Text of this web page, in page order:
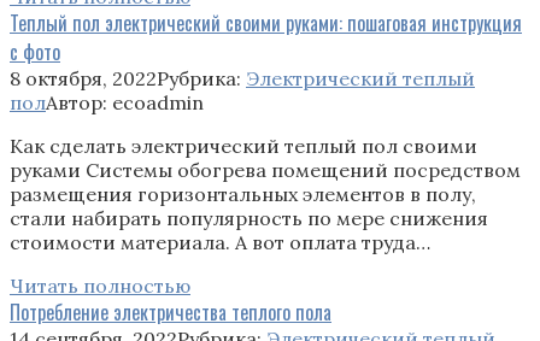
Теплый пол электрический своими руками: пошаговая инструкция
с фото
8 октября, 2022Рубрика: Электрический теплый
полАвтор: ecoadmin
Как сделать электрический теплый пол своими
руками Системы обогрева помещений посредством
размещения горизонтальных элементов в полу,
стали набирать популярность по мере снижения
стоимости материала. А вот оплата труда…
Читать полностью
Потребление электричества теплого пола